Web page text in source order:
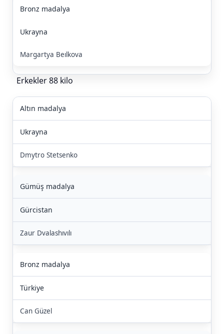
Bronz madalya
Ukrayna
Margartya Beılkova
Erkekler 88 kilo
Altın madalya
Ukrayna
Dmytro Stetsenko
Gümüş madalya
Gürcistan
Zaur Dvalashıvılı
Bronz madalya
Türkiye
Can Güzel